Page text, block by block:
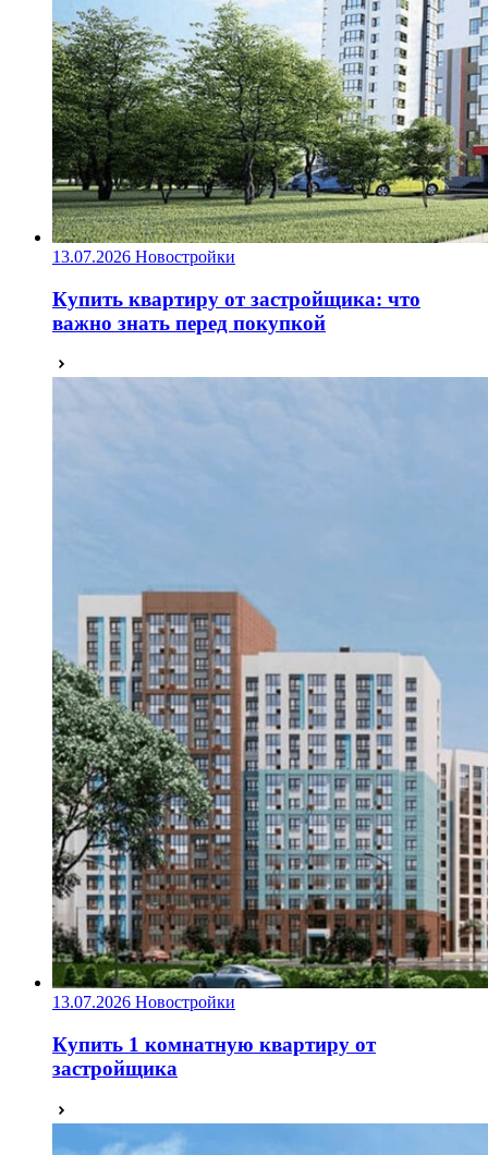
13.07.2026 Новостройки
Купить квартиру от застройщика: что
важно знать перед покупкой
13.07.2026 Новостройки
Купить 1 комнатную квартиру от
застройщика